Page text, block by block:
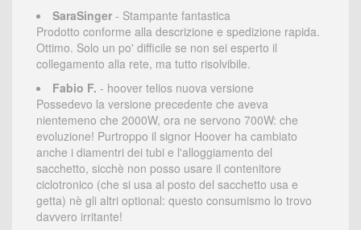
SaraSinger - Stampante fantastica
Prodotto conforme alla descrizione e spedizione rapida.
Ottimo. Solo un po' difficile se non sei esperto il
collegamento alla rete, ma tutto risolvibile.
Fabio F. - hoover telios nuova versione
Possedevo la versione precedente che aveva
nientemeno che 2000W, ora ne servono 700W: che
evoluzione! Purtroppo il signor Hoover ha cambiato
anche i diamentri dei tubi e l'alloggiamento del
sacchetto, sicchè non posso usare il contenitore
ciclotronico (che si usa al posto del sacchetto usa e
getta) nè gli altri optional: questo consumismo lo trovo
davvero irritante!